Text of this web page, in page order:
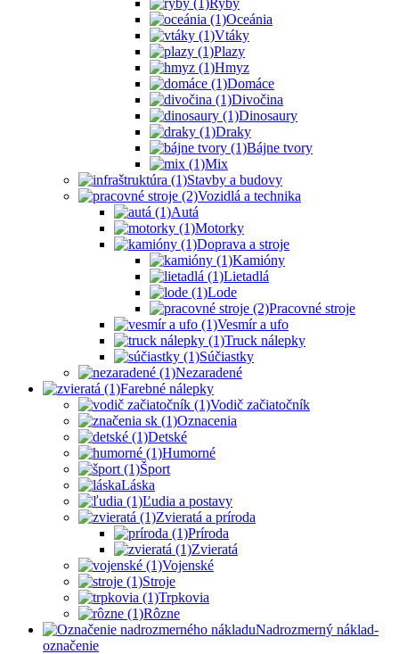
Ryby
Oceánia
Vtáky
Plazy
Hmyz
Domáce
Divočina
Dinosaury
Draky
Bájne tvory
Mix
Stavby a budovy
Vozidlá a technika
Autá
Motorky
Doprava a stroje
Kamióny
Lietadlá
Lode
Pracovné stroje
Vesmír a ufo
Truck nálepky
Súčiastky
Nezaradené
Farebné nálepky
Vodič začiatočník
Oznacenia
Detské
Humorné
Šport
Láska
Ľudia a postavy
Zvieratá a príroda
Príroda
Zvieratá
Vojenské
Stroje
Trpkovia
Rôzne
Nadrozmerný náklad-
označenie